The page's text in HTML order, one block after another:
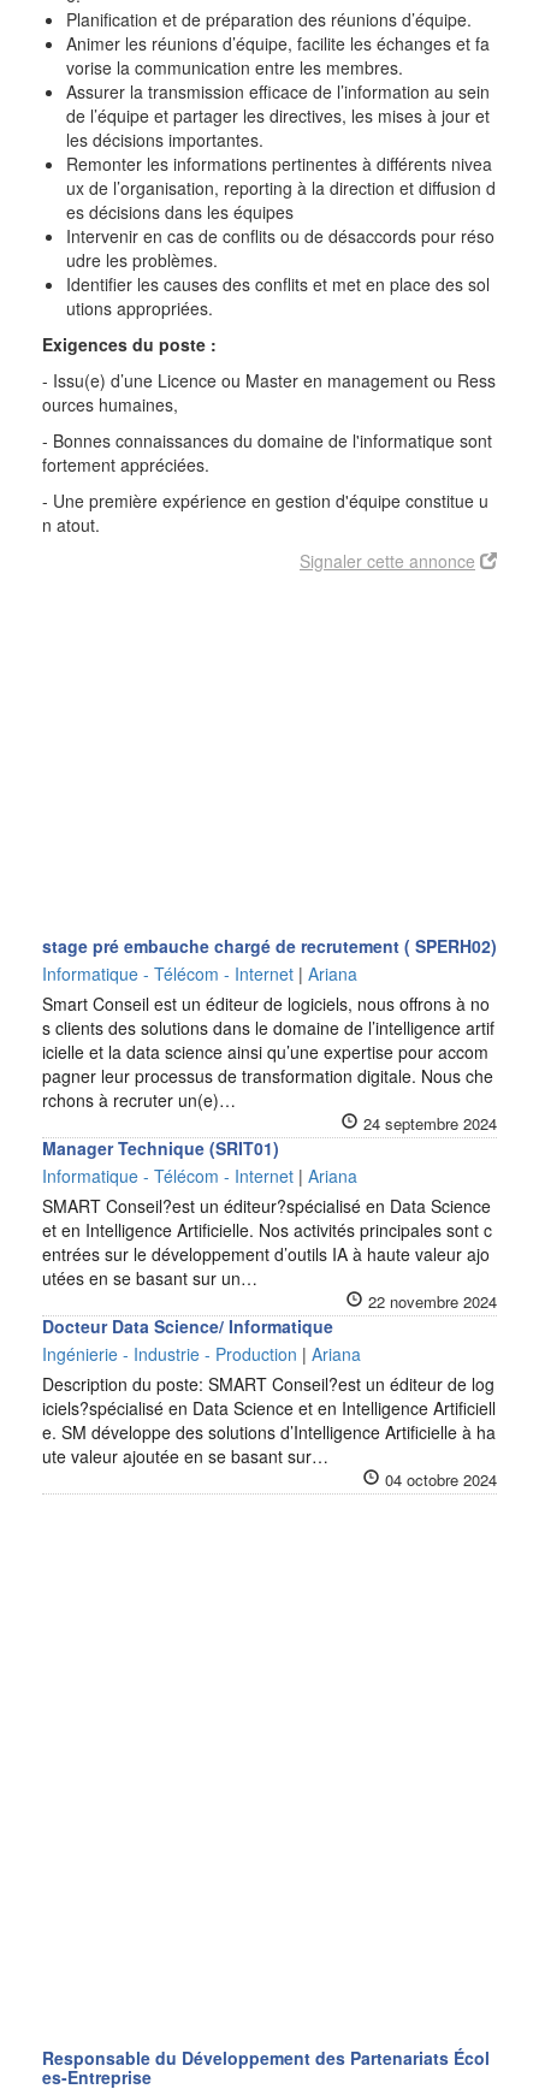
Planification et de préparation des réunions d’équipe.
Animer les réunions d’équipe, facilite les échanges et fa
vorise la communication entre les membres.
Assurer la transmission efficace de l’information au sein
de l’équipe et partager les directives, les mises à jour et
les décisions importantes.
Remonter les informations pertinentes à différents nivea
ux de l’organisation, reporting à la direction et diffusion d
es décisions dans les équipes
Intervenir en cas de conflits ou de désaccords pour réso
udre les problèmes.
Identifier les causes des conflits et met en place des sol
utions appropriées.
Exigences du poste :
- Issu(e) d’une Licence ou Master en management ou Ress
ources humaines,
- Bonnes connaissances du domaine de l'informatique sont
fortement appréciées.
- Une première expérience en gestion d'équipe constitue u
n atout.
Signaler cette annonce
stage pré embauche chargé de recrutement ( SPERH02)
Informatique - Télécom - Internet | Ariana
Smart Conseil est un éditeur de logiciels, nous offrons à no
s clients des solutions dans le domaine de l’intelligence artif
icielle et la data science ainsi qu’une expertise pour accom
pagner leur processus de transformation digitale. Nous che
rchons à recruter un(e)…
24 septembre 2024
Manager Technique (SRIT01)
Informatique - Télécom - Internet | Ariana
SMART Conseil?est un éditeur?spécialisé en Data Science
et en Intelligence Artificielle. Nos activités principales sont c
entrées sur le développement d’outils IA à haute valeur ajo
utées en se basant sur un…
22 novembre 2024
Docteur Data Science/ Informatique
Ingénierie - Industrie - Production | Ariana
Description du poste: SMART Conseil?est un éditeur de log
iciels?spécialisé en Data Science et en Intelligence Artificiell
e. SM développe des solutions d’Intelligence Artificielle à ha
ute valeur ajoutée en se basant sur…
04 octobre 2024
Responsable du Développement des Partenariats Écol
es-Entreprise